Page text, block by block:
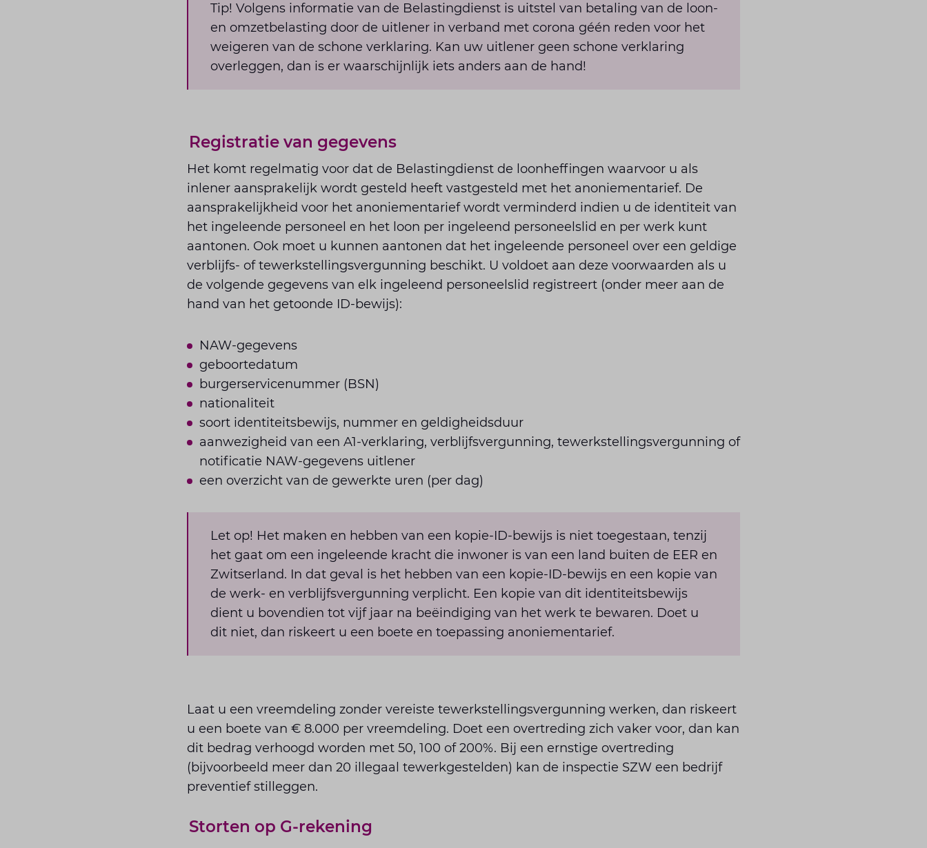
Tip! Volgens informatie van de Belastingdienst is uitstel van betaling van de loon-
en omzetbelasting door de uitlener in verband met corona géén reden voor het
weigeren van de schone verklaring. Kan uw uitlener geen schone verklaring
overleggen, dan is er waarschijnlijk iets anders aan de hand!
Registratie van gegevens
Het komt regelmatig voor dat de Belastingdienst de loonheffingen waarvoor u als
inlener aansprakelijk wordt gesteld heeft vastgesteld met het anoniementarief. De
aansprakelijkheid voor het anoniementarief wordt verminderd indien u de identiteit van
het ingeleende personeel en het loon per ingeleend personeelslid en per werk kunt
aantonen. Ook moet u kunnen aantonen dat het ingeleende personeel over een geldige
verblijfs- of tewerkstellingsvergunning beschikt. U voldoet aan deze voorwaarden als u
de volgende gegevens van elk ingeleend personeelslid registreert (onder meer aan de
hand van het getoonde ID-bewijs):
NAW-gegevens
geboortedatum
burgerservicenummer (BSN)
nationaliteit
soort identiteitsbewijs, nummer en geldigheidsduur
aanwezigheid van een A1-verklaring, verblijfsvergunning, tewerkstellingsvergunning of
notificatie NAW-gegevens uitlener
een overzicht van de gewerkte uren (per dag)
Let op! Het maken en hebben van een kopie-ID-bewijs is niet toegestaan, tenzij
het gaat om een ingeleende kracht die inwoner is van een land buiten de EER en
Zwitserland. In dat geval is het hebben van een kopie-ID-bewijs en een kopie van
de werk- en verblijfsvergunning verplicht. Een kopie van dit identiteitsbewijs
dient u bovendien tot vijf jaar na beëindiging van het werk te bewaren. Doet u
dit niet, dan riskeert u een boete en toepassing anoniementarief.
Laat u een vreemdeling zonder vereiste tewerkstellingsvergunning werken, dan riskeert
u een boete van € 8.000 per vreemdeling. Doet een overtreding zich vaker voor, dan kan
dit bedrag verhoogd worden met 50, 100 of 200%. Bij een ernstige overtreding
(bijvoorbeeld meer dan 20 illegaal tewerkgestelden) kan de inspectie SZW een bedrijf
preventief stilleggen.
Storten op G-rekening